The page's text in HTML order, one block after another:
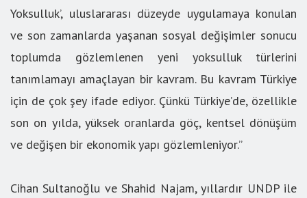
Yoksulluk’, uluslararası düzeyde uygulamaya konulan
ve son zamanlarda yaşanan sosyal değişimler sonucu
toplumda gözlemlenen yeni yoksulluk türlerini
tanımlamayı amaçlayan bir kavram. Bu kavram Türkiye
için de çok şey ifade ediyor. Çünkü Türkiye’de, özellikle
son on yılda, yüksek oranlarda göç, kentsel dönüşüm
ve değişen bir ekonomik yapı gözlemleniyor.”
Cihan Sultanoğlu ve Shahid Najam, yıllardır UNDP ile